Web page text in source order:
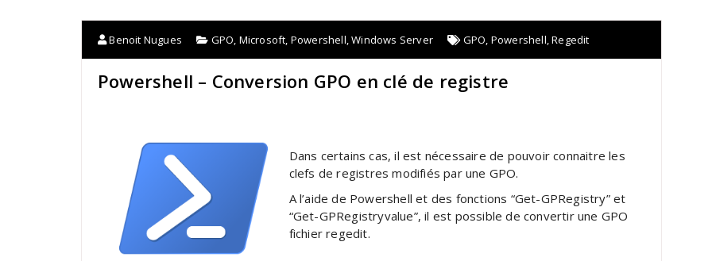
Benoit Nugues GPO Microsoft Powershell ,Windows Server GPO Powershell ,Regedit
Powershell – Conversion GPO en clé de registre
Dans certains cas, il est nécessaire de pouvoir connaitre les
clefs de registres modifiés par une GPO.
A l’aide de Powershell et des fonctions “Get-GPRegistry” et
“Get-GPRegistryvalue”, il est possible de convertir une GPO
fichier regedit.